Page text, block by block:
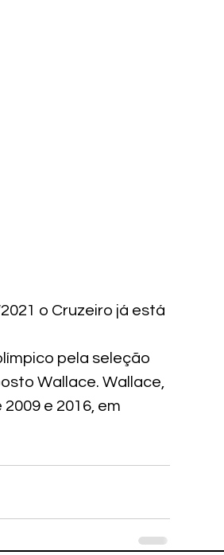
o Cruzeiro já está
pela seleção
Wallace. Wallace,
e 2016, em